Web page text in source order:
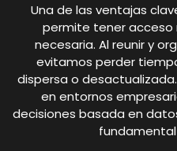
Una de las ventajas
permite tener acceso
necesaria. Al reunir y
evitamos perder
dispersa o
en entornos
decisiones basada en